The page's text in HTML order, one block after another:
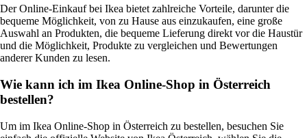
Der Online-Einkauf bei Ikea bietet zahlreiche Vorteile, darunter die
bequeme Möglichkeit, von zu Hause aus einzukaufen, eine große
Auswahl an Produkten, die bequeme Lieferung direkt vor die Haustür
und die Möglichkeit, Produkte zu vergleichen und Bewertungen
anderer Kunden zu lesen.
Wie kann ich im Ikea Online-Shop in Österreich
bestellen?
Um im Ikea Online-Shop in Österreich zu bestellen, besuchen Sie